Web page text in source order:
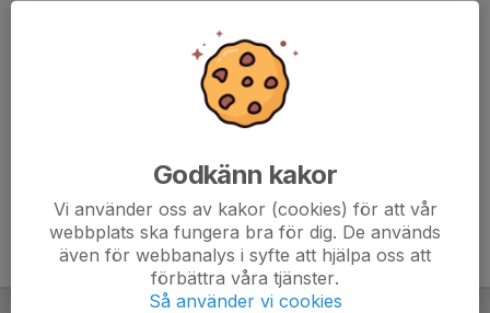
Godkänn kakor
Vi använder oss av kakor (cookies) för att vår
webbplats ska fungera bra för dig. De används
även för webbanalys i syfte att hjälpa oss att
förbättra våra tjänster.
Så använder vi cookies